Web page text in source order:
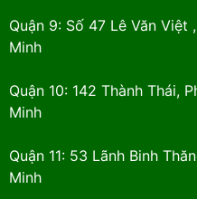
Quận 9: Số 47 Lê Văn Việt
Minh
Quận 10: 142 Thành Thái,
Minh
Quận 11: 53 Lãnh Binh
Minh